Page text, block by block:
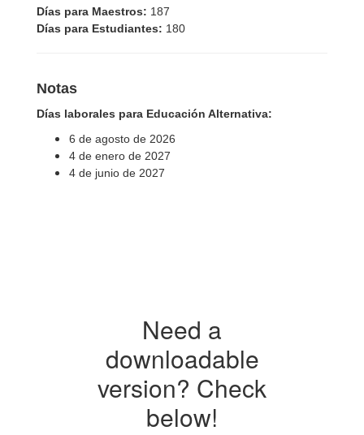
Días para Maestros: 187
Días para Estudiantes: 180
Notas
Días laborales para Educación Alternativa:
6 de agosto de 2026
4 de enero de 2027
4 de junio de 2027
Need a
downloadable
version? Check
below!